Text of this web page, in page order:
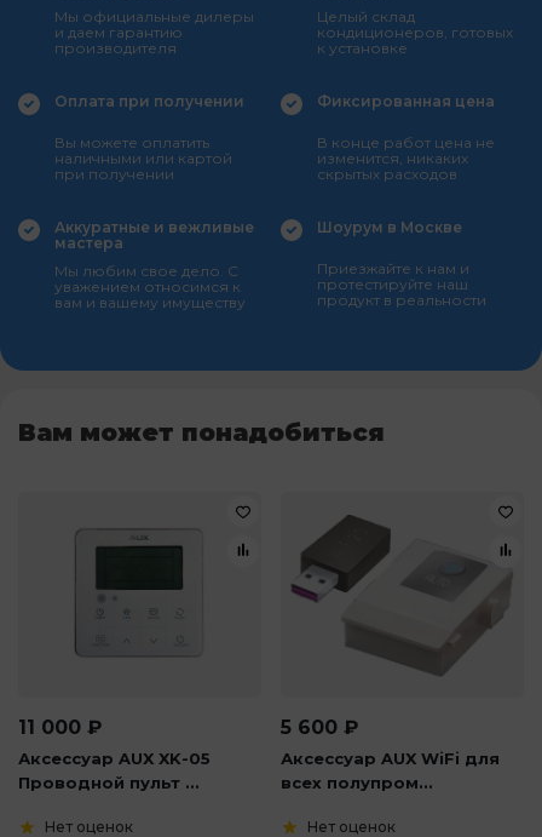
Мы официальные дилеры
и даем гарантию
производителя
Целый склад
кондиционеров, готовых
к установке
Оплата при получении
Вы можете оплатить
наличными или картой
при получении
Фиксированная цена
В конце работ цена не
изменится, никаких
скрытых расходов
Аккуратные и вежливые
мастера
Мы любим свое дело. С
уважением относимся к
вам и вашему имуществу
Шоурум в Москве
Приезжайте к нам и
протестируйте наш
продукт в реальности
Вам может понадобиться
11 000 ₽
Аксессуар AUX XK-05
Проводной пульт ...
Нет оценок
5 600 ₽
Аксессуар AUX WiFi для
всех полупром...
Нет оценок